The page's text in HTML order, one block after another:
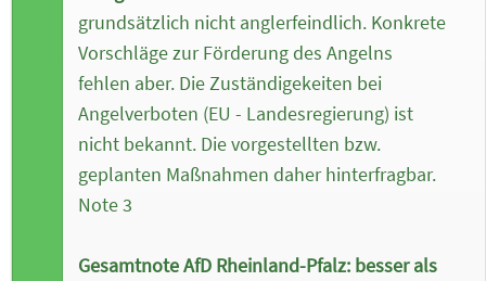
grundsätzlich nicht anglerfeindlich. Konkrete
Vorschläge zur Förderung des Angelns
fehlen aber. Die Zuständigekeiten bei
Angelverboten (EU - Landesregierung) ist
nicht bekannt. Die vorgestellten bzw.
geplanten Maßnahmen daher hinterfragbar.
Note 3
Gesamtnote AfD Rheinland-Pfalz: besser als